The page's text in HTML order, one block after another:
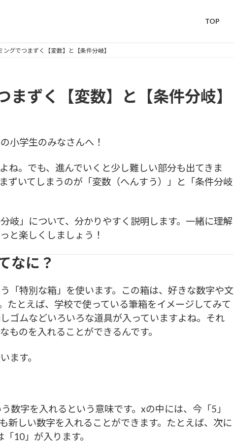
TOP
ングでつまずく【変数】と【条件分岐】
まずく【変数】と【条件分岐】
小学生のみなさんへ！
ね。でも、進んでいくと少し難しい部分も出てきま
ずいてしまうのが「変数（へんすう）」と「条件分岐
岐」について、分かりやすく説明します。一緒に理解
と楽しくしましょう！
なに？
う「特別な箱」を使います。この箱は、好きな数字や文
たとえば、学校で使っている筆箱をイメージしてみて
ゴムなどいろいろな道具が入っていますよね。それ
ものを入れることができるんです。
ます。
数字を入れるという意味です。xの中には、今「5」
新しい数字を入れることができます。たとえば、次に
10」が入ります。